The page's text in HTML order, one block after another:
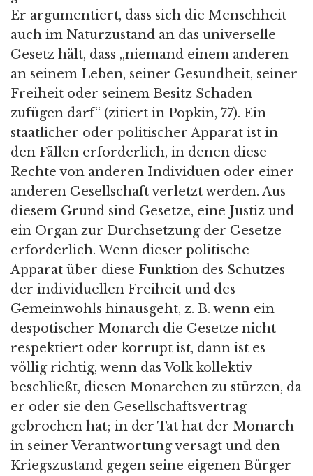
Er argumentiert, dass sich die Menschheit
auch im Naturzustand an das universelle
Gesetz hält, dass „niemand einem anderen
an seinem Leben, seiner Gesundheit, seiner
Freiheit oder seinem Besitz Schaden
zufügen darf“ (zitiert in Popkin, 77). Ein
staatlicher oder politischer Apparat ist in
den Fällen erforderlich, in denen diese
Rechte von anderen Individuen oder einer
anderen Gesellschaft verletzt werden. Aus
diesem Grund sind Gesetze, eine Justiz und
ein Organ zur Durchsetzung der Gesetze
erforderlich. Wenn dieser politische
Apparat über diese Funktion des Schutzes
der individuellen Freiheit und des
Gemeinwohls hinausgeht, z. B. wenn ein
despotischer Monarch die Gesetze nicht
respektiert oder korrupt ist, dann ist es
völlig richtig, wenn das Volk kollektiv
beschließt, diesen Monarchen zu stürzen, da
er oder sie den Gesellschaftsvertrag
gebrochen hat; in der Tat hat der Monarch
in seiner Verantwortung versagt und den
Kriegszustand gegen seine eigenen Bürger